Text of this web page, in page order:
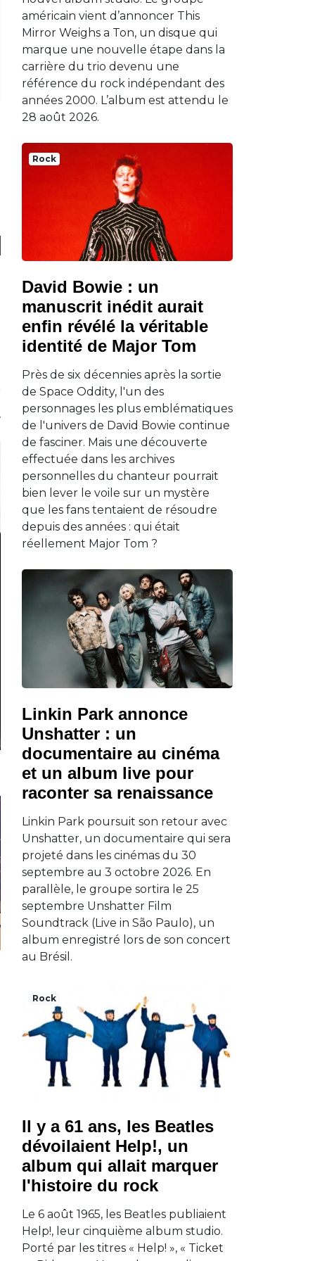
américain vient d’annoncer This
Mirror Weighs a Ton, un disque qui
marque une nouvelle étape dans la
carrière du trio devenu une
référence du rock indépendant des
années 2000. L’album est attendu le
28 août 2026.
Rock
David Bowie : un
manuscrit inédit aurait
enfin révélé la véritable
identité de Major Tom
Près de six décennies après la sortie
de Space Oddity, l'un des
personnages les plus emblématiques
de l'univers de David Bowie continue
de fasciner. Mais une découverte
effectuée dans les archives
personnelles du chanteur pourrait
bien lever le voile sur un mystère
que les fans tentaient de résoudre
depuis des années : qui était
réellement Major Tom ?
Linkin Park annonce
Unshatter : un
documentaire au cinéma
et un album live pour
raconter sa renaissance
Linkin Park poursuit son retour avec
Unshatter, un documentaire qui sera
projeté dans les cinémas du 30
septembre au 3 octobre 2026. En
parallèle, le groupe sortira le 25
septembre Unshatter Film
Soundtrack (Live in São Paulo), un
album enregistré lors de son concert
au Brésil.
Rock
Il y a 61 ans, les Beatles
dévoilaient Help!, un
album qui allait marquer
l'histoire du rock
Le 6 août 1965, les Beatles publiaient
Help!, leur cinquième album studio.
Porté par les titres « Help! », « Ticket